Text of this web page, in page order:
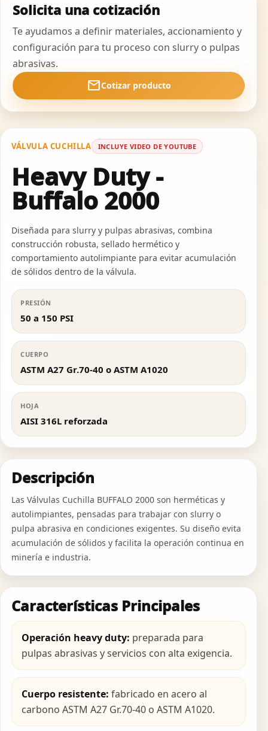
Solicita una cotización
Te ayudamos a definir materiales, accionamiento y
configuración para tu proceso con slurry o pulpas
abrasivas.
mailCotizar producto
VÁLVULA CUCHILLA INCLUYE VIDEO DE YOUTUBE
Heavy Duty -
Buffalo 2000
Diseñada para slurry y pulpas abrasivas, combina
construcción robusta, sellado hermético y
comportamiento autolimpiante para evitar acumulación
de sólidos dentro de la válvula.
PRESIÓN
50 a 150 PSI
CUERPO
ASTM A27 Gr.70-40 o ASTM A1020
HOJA
AISI 316L reforzada
Descripción
Las Válvulas Cuchilla BUFFALO 2000 son herméticas y
autolimpiantes, pensadas para trabajar con slurry o
pulpa abrasiva en condiciones exigentes. Su diseño evita
acumulación de sólidos y facilita la operación continua en
minería e industria.
Características Principales
Operación heavy duty: preparada para
pulpas abrasivas y servicios con alta exigencia.
Cuerpo resistente: fabricado en acero al
carbono ASTM A27 Gr.70-40 o ASTM A1020.